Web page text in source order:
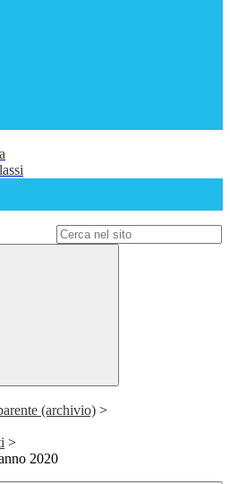
(archivio) >
>
2020